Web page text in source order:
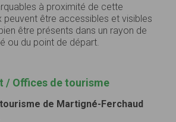
à proximité de cette
peuvent être accessibles et visibles
être présents dans un rayon de
ou du point de départ.
/ Offices de tourisme
de Martigné-Ferchaud